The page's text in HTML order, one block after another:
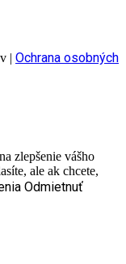
| Ochrana osobných
zlepšenie vášho
ale ak chcete,
Odmietnuť